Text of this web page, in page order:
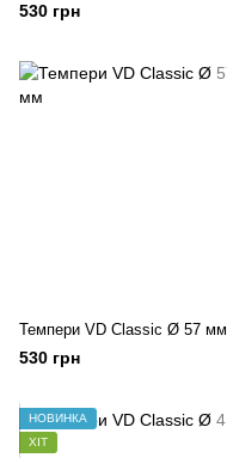
530 грн
Темпери VD Classic Ø 57 мм
530 грн
НОВИНКА
ХІТ